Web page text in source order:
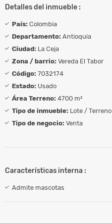
Detalles del inmueble :
País: Colombia
Departamento: Antioquia
Ciudad: La Ceja
Zona / barrio: Vereda El Tabor
Código: 7032174
Estado: Usado
Área Terreno: 4700 m²
Tipo de inmueble: Lote / Terreno
Tipo de negocio: Venta
Características interna :
Admite mascotas